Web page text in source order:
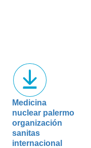
Medicina
nuclear palermo
organización
sanitas
internacional